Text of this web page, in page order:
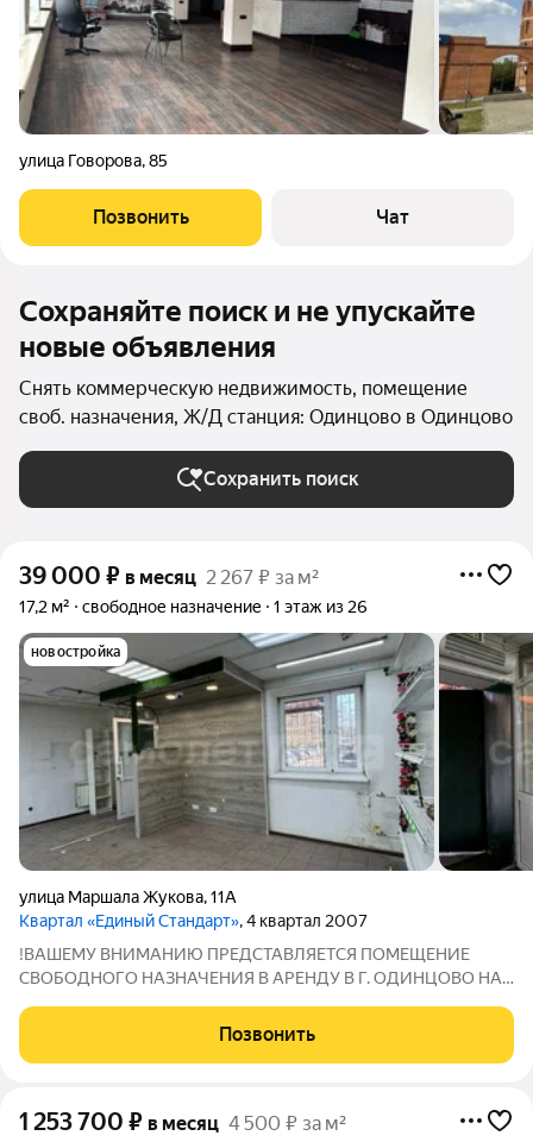
улица Говорова,85
Позвонить Чат
Сохраняйте поиск и не упускайте
новые объявления
Снять коммерческую недвижимость, помещение
своб. назначения, Ж/Д станция: Одинцово в Одинцово
Сохранить поиск
39 000 ₽ в месяц 2 267 ₽ за м²
17,2 м² свободное назначение 1 этаж из 26
новостройка
улица Маршала Жукова,11А
Квартал «Единый Стандарт», 4 квартал 2007
!ВАШЕМУ ВНИМАНИЮ ПРЕДСТАВЛЯЕТСЯ ПОМЕЩЕНИЕ
СВОБОДНОГО НАЗНАЧЕНИЯ В АРЕНДУ В Г. ОДИНЦОВО НА
Позвонить
1 253 700 ₽ в месяц 4 500 ₽ за м²